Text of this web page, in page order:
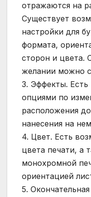
отражаются на
Существует
настройки для
формата,
сторон и цвета.
желании можно
3. Эффекты. Есть
опциями по
расположения
нанесения на
4. Цвет. Есть
цвета печати, а
монохромной
ориентацией
5.